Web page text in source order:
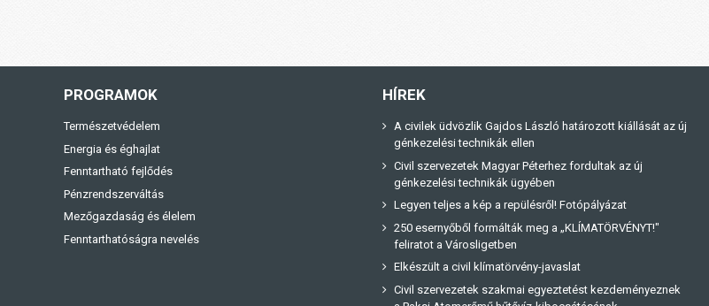
PROGRAMOK
Természetvédelem
Energia és éghajlat
Fenntartható fejlődés
Pénzrendszerváltás
Mezőgazdaság és élelem
Fenntarthatóságra nevelés
HÍREK
A civilek üdvözlik Gajdos László határozott kiállását az új
génkezelési technikák ellen
Civil szervezetek Magyar Péterhez fordultak az új
génkezelési technikák ügyében
Legyen teljes a kép a repülésről! Fotópályázat
250 esernyőből formálták meg a „KLÍMATÖRVÉNYT!"
feliratot a Városligetben
Elkészült a civil klímatörvény-javaslat
Civil szervezetek szakmai egyeztetést kezdeményeznek